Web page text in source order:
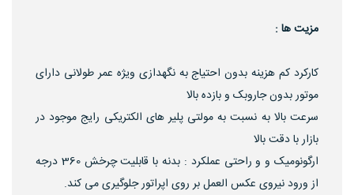
مزیت ها :
کارکرد کم هزینه بدون احتیاج به نگهدازی ویژه عمر طولانی دارای
موتور بدون جاروبک و بازده بالا
سرعت بالا به نسبت به مولتی پلیر های الکتریکی رایج موجود در
بازار با دقت بالا
ارگونومیک و و راحتی عملکرد : بدنه با قابلیت چرخش 360 درجه
از ورود نیروی عکس العمل بر روی اپراتور جلوگیری می کند.